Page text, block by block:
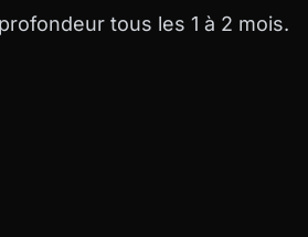
tous les 1 à 2 mois.